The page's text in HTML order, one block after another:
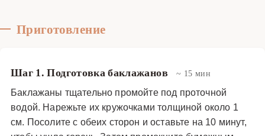
Основные блюда
Приготовление
Шаг 1. Подготовка баклажанов ~ 15 мин
Баклажаны тщательно промойте под проточной
водой. Нарежьте их кружочками толщиной около 1
см. Посолите с обеих сторон и оставьте на 10 минут,